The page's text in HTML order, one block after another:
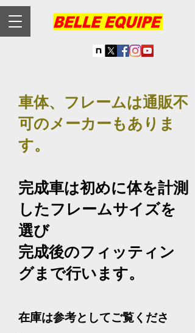
車体、フレームは通販不
可のメーカーもありま
す。
完成車は初めに体を計測
したフレームサイズを
選び
完成後のフィッティン
グまで行います。
在庫は参考としてご覧くださ